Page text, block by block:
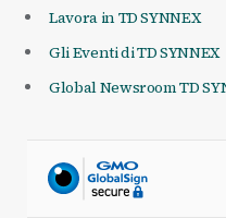
Lavora in TD SYNNEX
Gli Eventi di TD SYNNEX
Global Newsroom TD